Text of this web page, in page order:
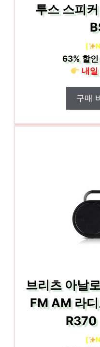
투스 스피
[
63%할인
내일
구매
브리츠 아날
FM AM 라
R370
[